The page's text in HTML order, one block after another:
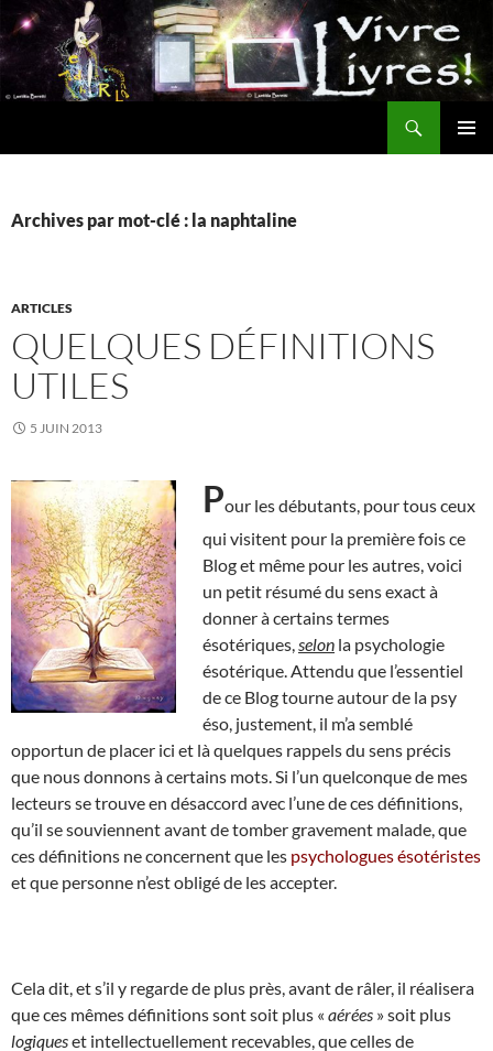
Aller
au
contenu
Archives par mot-clé : la naphtaline
ARTICLES
QUELQUES DÉFINITIONS
UTILES
5 JUIN 2013
Pour les débutants, pour tous ceux
qui visitent pour la première fois ce
Blog et même pour les autres, voici
un petit résumé du sens exact à
donner à certains termes
ésotériques, selon la psychologie
ésotérique. Attendu que l’essentiel
de ce Blog tourne autour de la psy
éso, justement, il m’a semblé
opportun de placer ici et là quelques rappels du sens précis
que nous donnons à certains mots. Si l’un quelconque de mes
lecteurs se trouve en désaccord avec l’une de ces définitions,
qu’il se souviennent avant de tomber gravement malade, que
ces définitions ne concernent que les psychologues ésotéristes
et que personne n’est obligé de les accepter.
Cela dit, et s’il y regarde de plus près, avant de râler, il réalisera
que ces mêmes définitions sont soit plus « aérées » soit plus
logiqueset intellectuellement recevables, que celles de